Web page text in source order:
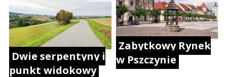
Dwie serpentyny i
punkt widokowy
Zabytkowy Rynek
w Pszczynie